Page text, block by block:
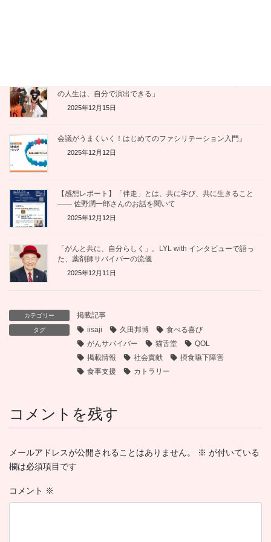
の人生は、自分で演出できる」
2025年12月15日
会議がうまくいく！はじめてのファシリテーション入門』
2025年12月12日
【感想レポート】「伴走」とは、共に学び、共に生きること
—— 佐野潤一郎さんのお話を聞いて
2025年12月12日
「がんと共に、自分らしく」。LYL with インタビューで語っ
た、薬剤師サバイバーの流儀
2025年12月11日
カテゴリー 掲載記事
タグ iisaji 久田邦博
食べる喜び
がんサバイバー
猫舌堂
QOL
掲載情報
社会貢献
摂食嚥下障害
食事支援
カトラリー
コメントを残す
メールアドレスが公開されることはありません。 ※ が付いている
欄は必須項目です
コメント ※